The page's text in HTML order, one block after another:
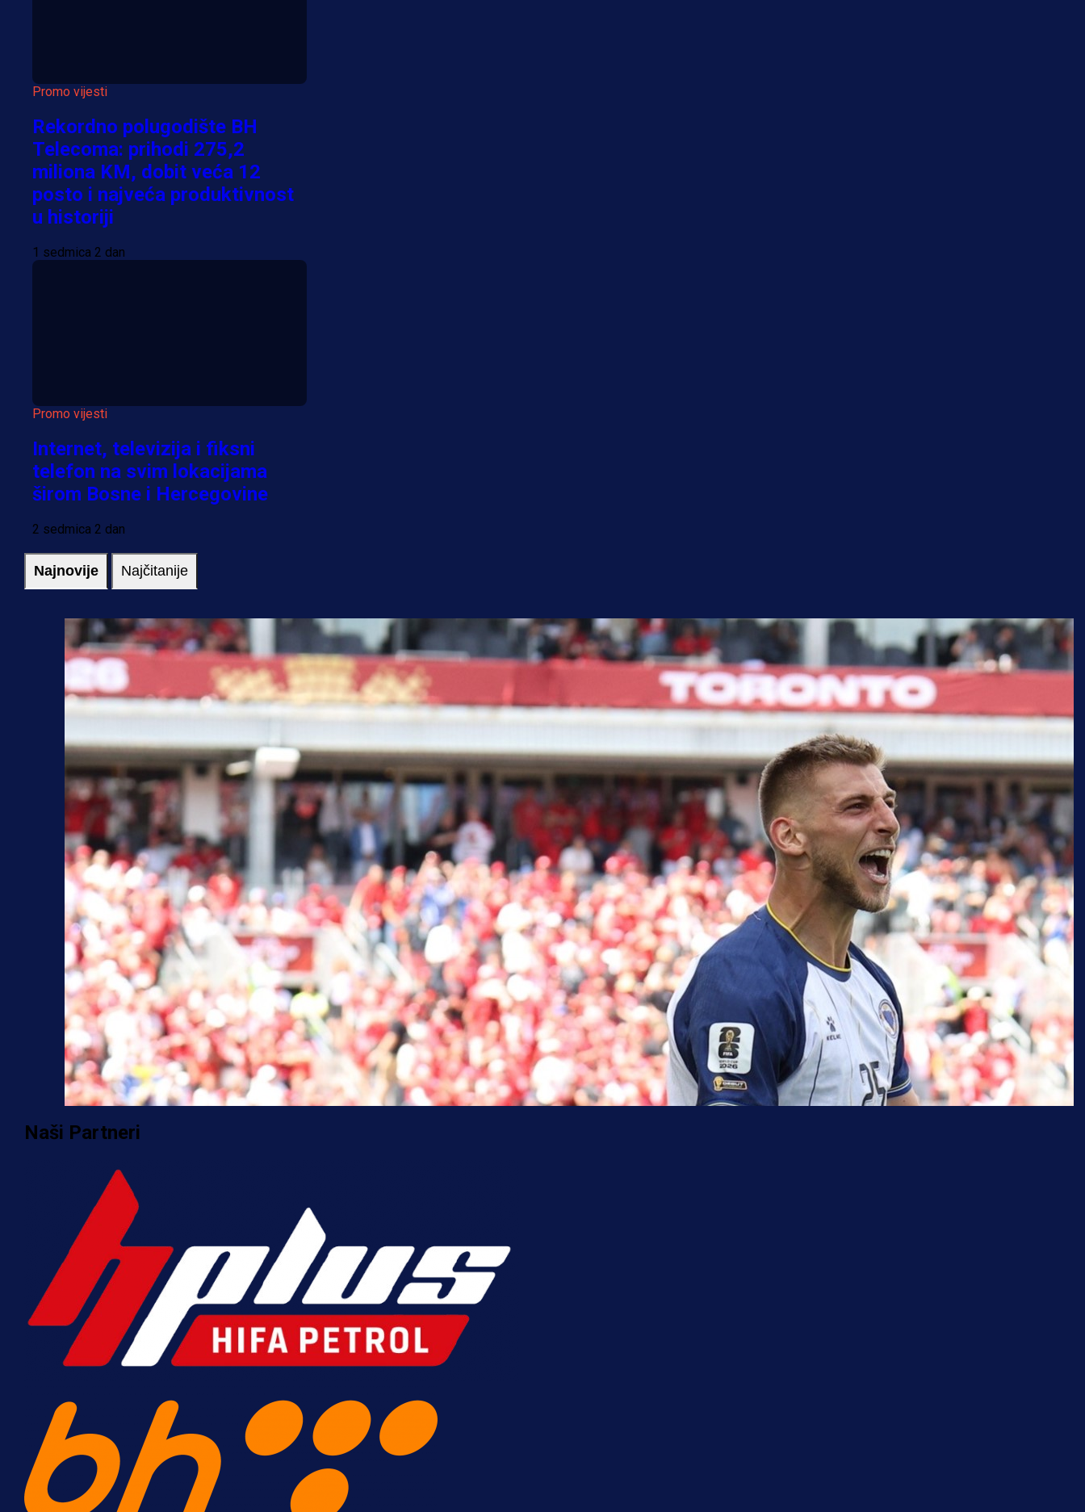
Promo vijesti
Rekordno polugodište BH
Telecoma: prihodi 275,2
miliona KM, dobit veća 12
posto i najveća produktivnost
u historiji
1 sedmica 2 dan
Promo vijesti
Internet, televizija i fiksni
telefon na svim lokacijama
širom Bosne i Hercegovine
2 sedmica 2 dan
Najnovije Najčitanije
Naši Partneri